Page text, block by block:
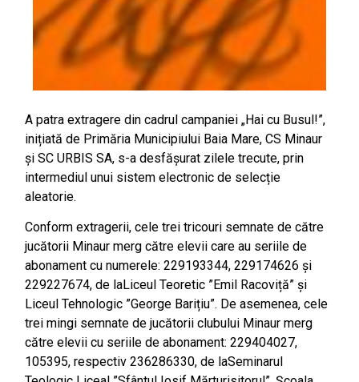
A patra extragere din cadrul campaniei „Hai cu Busul!”,
inițiată de Primăria Municipiului Baia Mare, CS Minaur
și SC URBIS SA, s-a desfășurat zilele trecute, prin
intermediul unui sistem electronic de selecție
aleatorie.
Conform extragerii, cele trei tricouri semnate de către
jucătorii Minaur merg către elevii care au seriile de
abonament cu numerele: 229193344, 229174626 și
229227674, de laLiceul Teoretic ”Emil Racoviță” și
Liceul Tehnologic ”George Barițiu”. De asemenea, cele
trei mingi semnate de jucătorii clubului Minaur merg
către elevii cu seriile de abonament: 229404027,
105395, respectiv 236286330, de laSeminarul